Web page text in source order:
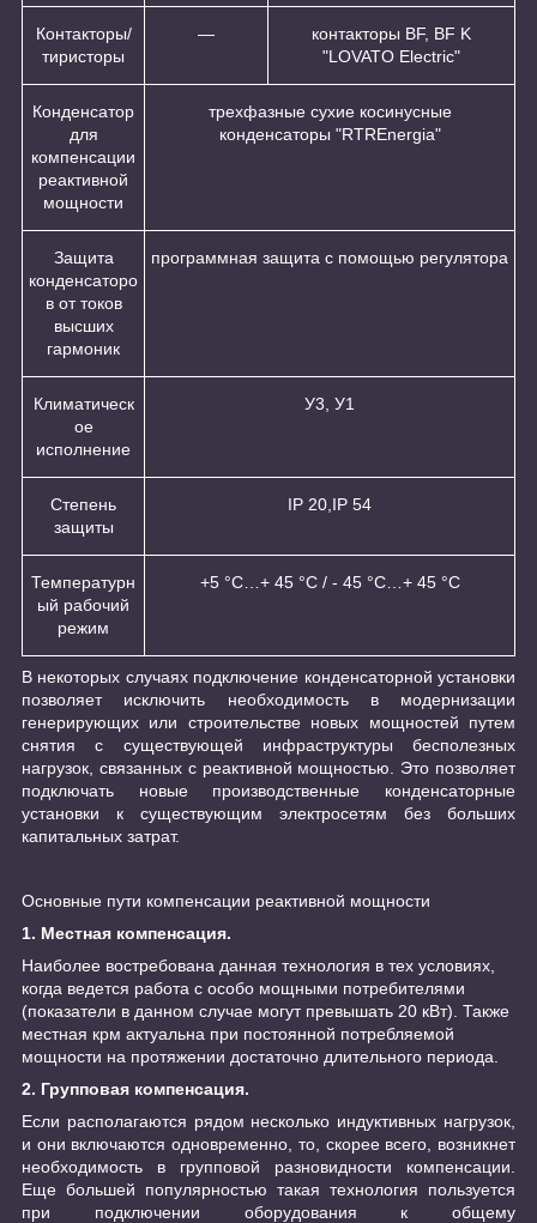
Контакторы/
тиристоры
—
контакторы BF, BF K
"LOVATO Electric"
Конденсатор
для
компенсации
реактивной
мощности
трехфазные сухие косинусные
конденсаторы "RTREnergia"
Защита
конденсаторо
в от токов
высших
гармоник
программная защита с помощью регулятора
Климатическ
ое
исполнение
У3, У1
Степень
защиты
IP 20,IP 54
Температурн
ый рабочий
режим
+5 °С…+ 45 °С / - 45 °С…+ 45 °С
В некоторых случаях подключение конденсаторной установки
позволяет исключить необходимость в модернизации
генерирующих или строительстве новых мощностей путем
снятия с существующей инфраструктуры бесполезных
нагрузок, связанных с реактивной мощностью. Это позволяет
подключать новые производственные конденсаторные
установки к существующим электросетям без больших
капитальных затрат.
Основные пути компенсации реактивной мощности
1. Местная компенсация.
Наиболее востребована данная технология в тех условиях,
когда ведется работа с особо мощными потребителями
(показатели в данном случае могут превышать 20 кВт). Также
местная крм актуальна при постоянной потребляемой
мощности на протяжении достаточно длительного периода.
2. Групповая компенсация.
Если располагаются рядом несколько индуктивных нагрузок,
и они включаются одновременно, то, скорее всего, возникнет
необходимость в групповой разновидности компенсации.
Еще большей популярностью такая технология пользуется
при подключении оборудования к общему